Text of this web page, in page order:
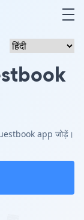
app जोड़ें।